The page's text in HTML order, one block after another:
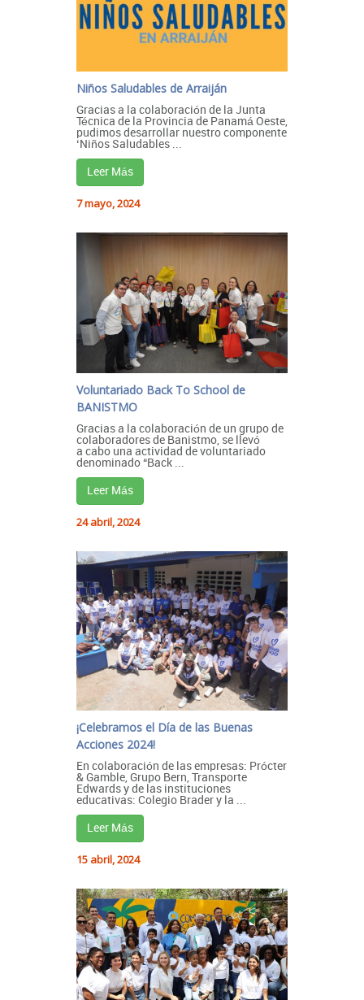
Niños Saludables de Arraiján
Gracias a la colaboración de la Junta
Técnica de la Provincia de Panamá Oeste,
pudimos desarrollar nuestro componente
‘Niños Saludables ...
Leer Más
7 mayo, 2024
Voluntariado Back To School de
BANISTMO
Gracias a la colaboración de un grupo de
colaboradores de Banistmo, se llevó
a cabo una actividad de voluntariado
denominado “Back ...
Leer Más
24 abril, 2024
¡Celebramos el Día de las Buenas
Acciones 2024!
En colaboración de las empresas: Prócter
& Gamble, Grupo Bern, Transporte
Edwards y de las instituciones
educativas: Colegio Brader y la ...
Leer Más
15 abril, 2024